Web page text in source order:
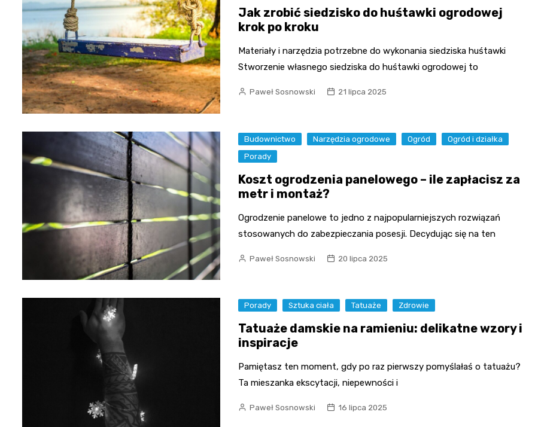
Jak zrobić siedzisko do huśtawki ogrodowej
krok po kroku
Materiały i narzędzia potrzebne do wykonania siedziska huśtawki
Stworzenie własnego siedziska do huśtawki ogrodowej to
Paweł Sosnowski 21 lipca 2025
Budownictwo Narzędzia ogrodowe Ogród
Ogród i działka
Porady
Koszt ogrodzenia panelowego – ile zapłacisz za
metr i montaż?
Ogrodzenie panelowe to jedno z najpopularniejszych rozwiązań
stosowanych do zabezpieczania posesji. Decydując się na ten
Paweł Sosnowski 20 lipca 2025
Porady Sztuka ciała Tatuaże Zdrowie
Tatuaże damskie na ramieniu: delikatne wzory i
inspiracje
Pamiętasz ten moment, gdy po raz pierwszy pomyślałaś o tatuażu?
Ta mieszanka ekscytacji, niepewności i
Paweł Sosnowski 16 lipca 2025